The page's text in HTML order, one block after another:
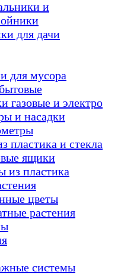
и
для дачи
для мусора
газовые и электро
и насадки
пластика и стекла
ящики
из пластика
цветы
растения
системы